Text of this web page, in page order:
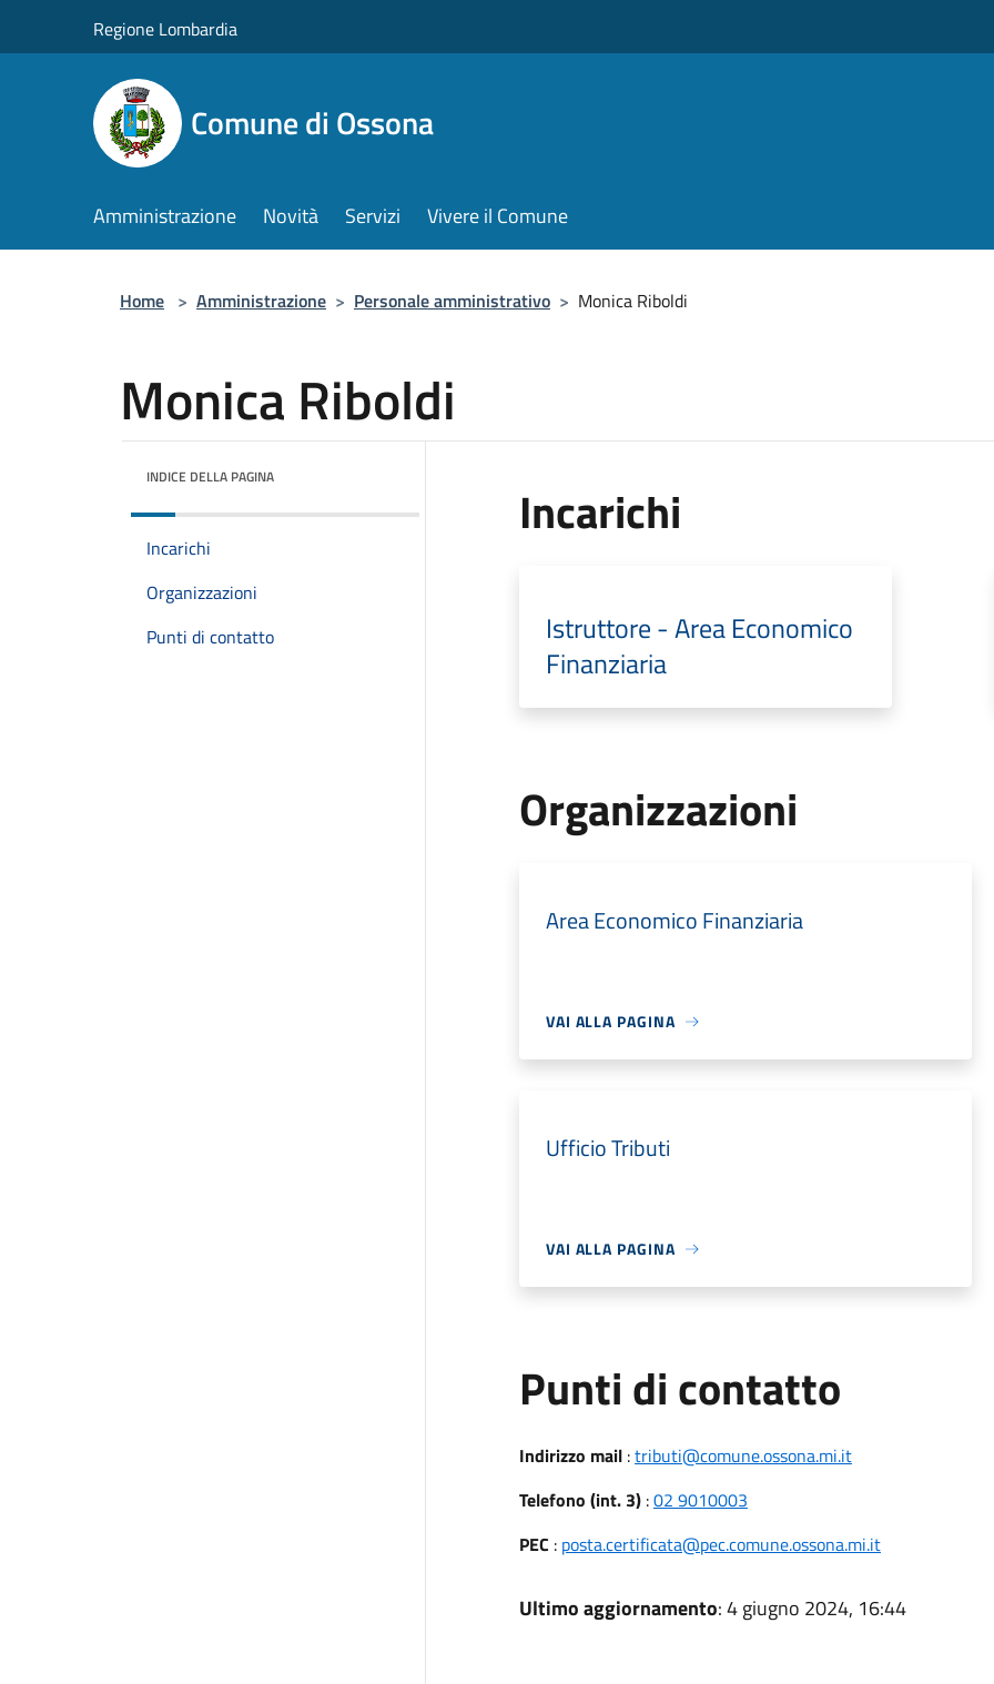
Regione Lombardia
Comune di Ossona
Amministrazione Novità Servizi Vivere il Comune
Home > Amministrazione > Personale amministrativo > Monica Riboldi
Monica Riboldi
INDICE DELLA PAGINA
Incarichi
Organizzazioni
Punti di contatto
Incarichi
Istruttore - Area Economico
Finanziaria
Organizzazioni
Area Economico Finanziaria
VAI ALLA PAGINA
Ufficio Tributi
VAI ALLA PAGINA
Punti di contatto
Indirizzo mail:tributi@comune.ossona.mi.it
Telefono (int. 3):02 9010003
PEC : posta.certificata@pec.comune.ossona.mi.it
Ultimo aggiornamento: 4 giugno 2024, 16:44